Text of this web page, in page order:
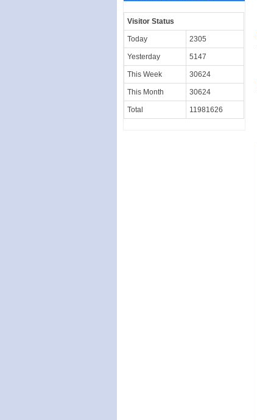
Visitor Status
Today 2305
Yesterday 5147
This Week 30624
This Month 30624
Total 11981626